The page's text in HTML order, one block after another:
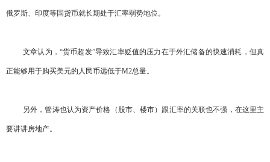
俄罗斯、印度等国货币就长期处于汇率弱势地位。
文章认为，“货币超发”导致汇率贬值的压力在于外汇储备的快速消耗，但真
正能够用于购买美元的人民币远低于M2总量。
另外，管涛也认为资产价格（股市、楼市）跟汇率的关联也不强，在这里主
要讲讲房地产。